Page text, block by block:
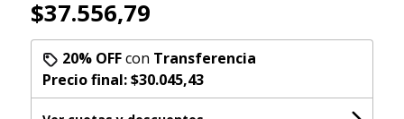
$37.556,79
20% OFFcon Transferencia
Precio final:$30.045,43